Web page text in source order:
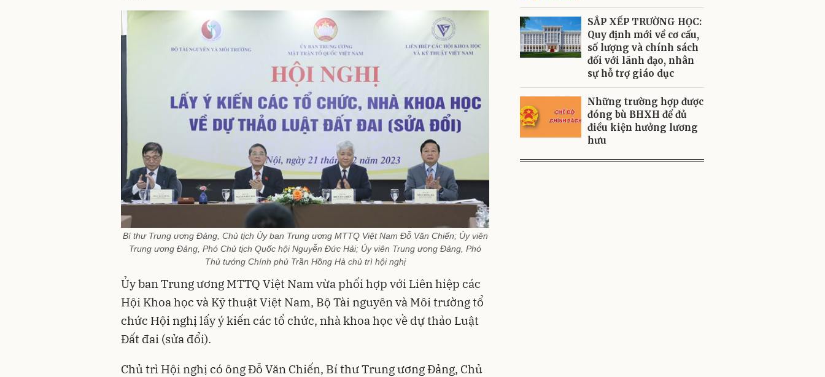
Bí thư Trung ương Đảng, Chủ tịch Ủy ban Trung ương MTTQ Việt Nam Đỗ Văn Chiến; Ủy viên
Trung ương Đảng, Phó Chủ tịch Quốc hội Nguyễn Đức Hải; Ủy viên Trung ương Đảng, Phó
Thủ tướng Chính phủ Trần Hồng Hà chủ trì hội nghị
Ủy ban Trung ương MTTQ Việt Nam vừa phối hợp với Liên hiệp các
Hội Khoa học và Kỹ thuật Việt Nam, Bộ Tài nguyên và Môi trường tổ
chức Hội nghị lấy ý kiến các tổ chức, nhà khoa học về dự thảo Luật
Đất đai (sửa đổi).
Chủ trì Hội nghị có ông Đỗ Văn Chiến, Bí thư Trung ương Đảng, Chủ
SẮP XẾP TRƯỜNG HỌC:
Quy định mới về cơ cấu,
số lượng và chính sách
đối với lãnh đạo, nhân
sự hỗ trợ giáo dục
Những trường hợp được
đóng bù BHXH để đủ
điều kiện hưởng lương
hưu